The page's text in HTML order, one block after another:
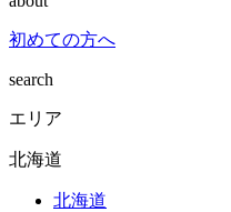
初めての方へ
search
エリア
北海道
北海道